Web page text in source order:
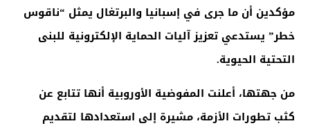
مؤكدين أن ما جرى في إسبانيا والبرتغال يمثل “ناقوس
خطر” يستدعي تعزيز آليات الحماية الإلكترونية للبنى
التحتية الحيوية.
من جهتها، أعلنت المفوضية الأوروبية أنها تتابع عن
كثب تطورات الأزمة، مشيرة إلى استعدادها لتقديم